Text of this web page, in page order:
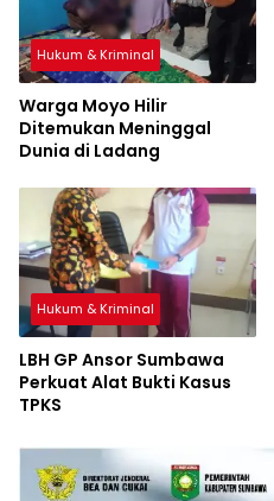
Hukum & Kriminal
Warga Moyo Hilir
Ditemukan Meninggal
Dunia di Ladang
Hukum & Kriminal
LBH GP Ansor Sumbawa
Perkuat Alat Bukti Kasus
TPKS